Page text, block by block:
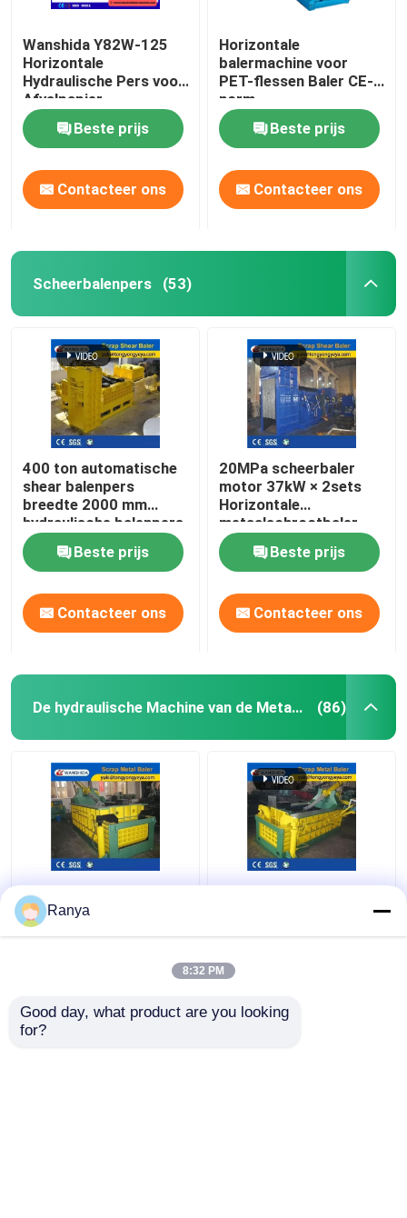
Wanshida Y82W-125
Horizontale
Hydraulische Pers voor
Afvalpapier,
Kunststoffen & PET-
flessenBeste prijs
Contacteer ons
Horizontale
balermachine voor
PET-flessen Baler CE-
norm
Beste prijs
Contacteer ons
Scheerbalenpers (53)
400 ton automatische
shear balenpers
breedte 2000 mm
hydraulische balenpers
Beste prijs
Contacteer ons
20MPa scheerbaler
motor 37kW × 2sets
Horizontale
metaalschrootbaler
voor recycling van
zwaar schroot
Beste prijs
Contacteer ons
De hydraulische Machine van de Metaalpers (86)
Forward Out
Hydraulische metalen
balenpers Machine
25MPa Hydraulische
Ranya
8:32 PM
Good day, what product are you looking
for?